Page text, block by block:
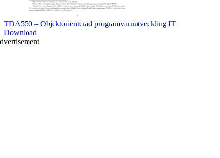
TDA550 – Objektorienterad programvaruutveckling IT
Download